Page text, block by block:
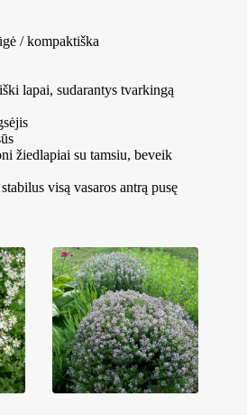
/ kompaktiška
lapai, sudarantys tvarkingą
žiedlapiai su tamsiu, beveik
visą vasaros antrą pusę